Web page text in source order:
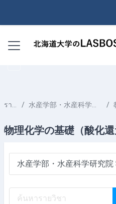
Side panel
รายวิชาทั้งหมด 水産学部・水産科学研究院 School of Fisheries Sciences & Faculty of Fisheries Sciences
物理化学の基礎（酸化還
ประเภทของรายวิชา